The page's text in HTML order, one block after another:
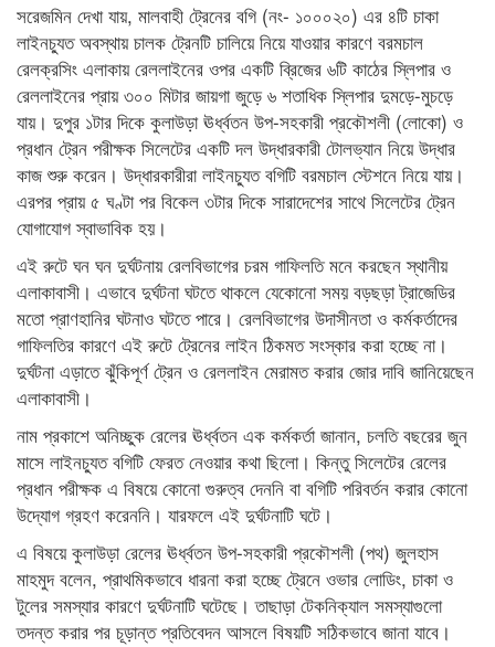
সরেজমিন দেখা যায়, মালবাহী ট্রেনের বগি (নং- ১০০০২০) এর ৪টি চাকা
লাইনচ্যুত অবস্থায় চালক ট্রেনটি চালিয়ে নিয়ে যাওয়ার কারণে বরমচাল
রেলক্রসিং এলাকায় রেললাইনের ওপর একটি ব্রিজের ৬টি কাঠের স্লিপার ও
রেললাইনের প্রায় ৩০০ মিটার জায়গা জুড়ে ৬ শতাধিক স্লিপার দুমড়ে-মুচড়ে
যায়। দুপুর ১টার দিকে কুলাউড়া ঊর্ধ্বতন উপ-সহকারী প্রকৌশলী (লোকো) ও
প্রধান ট্রেন পরীক্ষক সিলেটের একটি দল উদ্ধারকারী টোলভ্যান নিয়ে উদ্ধার
কাজ শুরু করেন। উদ্ধারকারীরা লাইনচ্যুত বগিটি বরমচাল স্টেশনে নিয়ে যায়।
এরপর প্রায় ৫ ঘণ্টা পর বিকেল ৩টার দিকে সারাদেশের সাথে সিলেটের ট্রেন
যোগাযোগ স্বাভাবিক হয়।
এই রুটে ঘন ঘন দুর্ঘটনায় রেলবিভাগের চরম গাফিলতি মনে করছেন স্থানীয়
এলাকাবাসী। এভাবে দুর্ঘটনা ঘটতে থাকলে যেকোনো সময় বড়ছড়া ট্রাজেডির
মতো প্রাণহানির ঘটনাও ঘটতে পারে। রেলবিভাগের উদাসীনতা ও কর্মকর্তাদের
গাফিলতির কারণে এই রুটে ট্রেনের লাইন ঠিকমত সংস্কার করা হচ্ছে না।
দুর্ঘটনা এড়াতে ঝুঁকিপূর্ণ ট্রেন ও রেললাইন মেরামত করার জোর দাবি জানিয়েছেন
এলাকাবাসী।
নাম প্রকাশে অনিচ্ছুক রেলের ঊর্ধ্বতন এক কর্মকর্তা জানান, চলতি বছরের জুন
মাসে লাইনচ্যুত বগিটি ফেরত নেওয়ার কথা ছিলো। কিন্তু সিলেটের রেলের
প্রধান পরীক্ষক এ বিষয়ে কোনো গুরুত্ব দেননি বা বগিটি পরিবর্তন করার কোনো
উদ্যোগ গ্রহণ করেননি। যারফলে এই দুর্ঘটনাটি ঘটে।
এ বিষয়ে কুলাউড়া রেলের ঊর্ধ্বতন উপ-সহকারী প্রকৌশলী (পথ) জুলহাস
মাহমুদ বলেন, প্রাথমিকভাবে ধারনা করা হচ্ছে ট্রেনে ওভার লোডিং, চাকা ও
টুলের সমস্যার কারণে দুর্ঘটনাটি ঘটেছে। তাছাড়া টেকনিক্যাল সমস্যাগুলো
তদন্ত করার পর চূড়ান্ত প্রতিবেদন আসলে বিষয়টি সঠিকভাবে জানা যাবে।